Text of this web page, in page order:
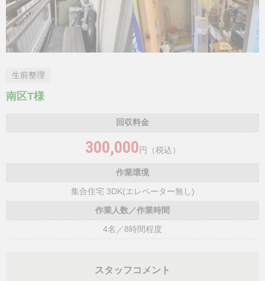
生前整理
南区T様
回収料金
300,000円（税込）
作業環境
集合住宅 3DK(エレベーター無し)
作業人数／作業時間
4名／8時間程度
スタッフコメント